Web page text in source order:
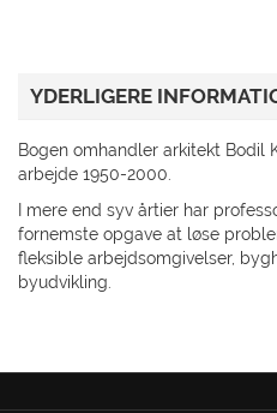
YDERLIGERE
Bogen omhandler arkitekt Bodil
arbejde 1950-2000.
I mere end syv årtier har
fornemste opgave at løse
fleksible arbejdsomgivelser,
byudvikling.